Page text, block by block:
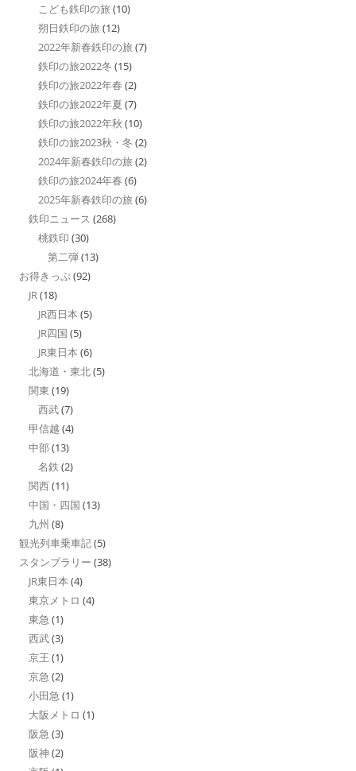
こども鉄印の旅 (10)
朔日鉄印の旅 (12)
2022年新春鉄印の旅 (7)
鉄印の旅2022冬 (15)
鉄印の旅2022年春 (2)
鉄印の旅2022年夏 (7)
鉄印の旅2022年秋 (10)
鉄印の旅2023秋・冬 (2)
2024年新春鉄印の旅 (2)
鉄印の旅2024年春 (6)
2025年新春鉄印の旅 (6)
鉄印ニュース (268)
桃鉄印 (30)
第二弾(13)
お得きっぷ(92)
JR(18)
JR西日本 (5)
JR四国 (5)
JR東日本 (6)
北海道・東北(5)
関東 (19)
西武(7)
甲信越 (4)
中部 (13)
名鉄 (2)
関西(11)
中国・四国 (13)
九州 (8)
観光列車乗車記(5)
スタンプラリー (38)
JR東日本 (4)
東京メトロ (4)
東急 (1)
西武(3)
京王 (1)
京急 (2)
小田急 (1)
大阪メトロ (1)
阪急 (3)
阪神 (2)